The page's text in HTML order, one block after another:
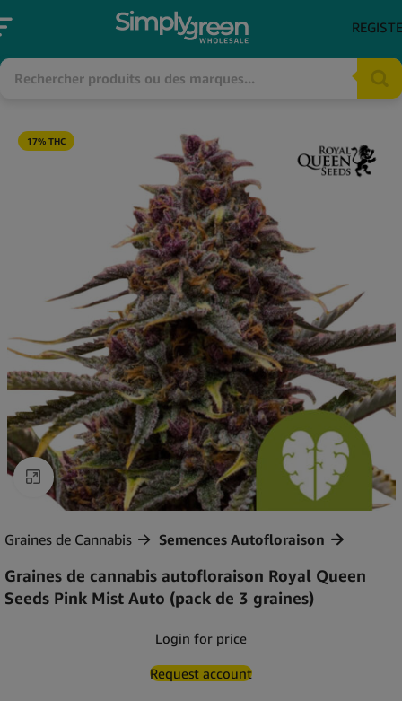
17% THC
Agrandir
Graines de Cannabis Semences Autofloraison
Graines de cannabis autofloraison Royal Queen
Seeds Pink Mist Auto (pack de 3 graines)
Login for price
Request account